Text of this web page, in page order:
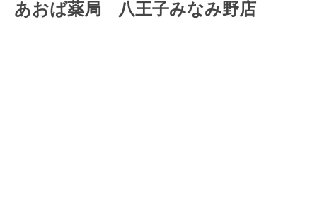
あおば薬局 八王子みなみ野店